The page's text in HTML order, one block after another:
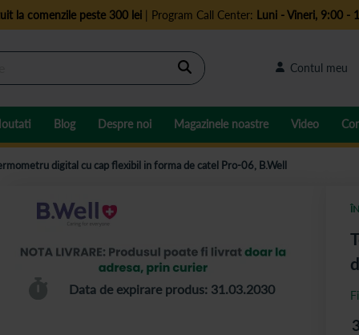
la comenzile peste 300 lei| Program Call Center: Luni - Vineri, 9:00 -
Cautare Contul meu
Blog Despre noi Magazinele noastre Video
digital cu cap flexibil in forma de catel Pro-06, B.Well
Data de expirare produs: 31.03.2030